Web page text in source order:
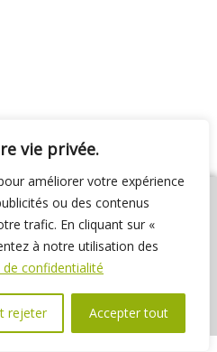
vie privée.
améliorer votre expérience
ou des contenus
trafic. En cliquant sur «
à notre utilisation des
confidentialité
rejeter Accepter tout
69 31 37 31
Nous contacter
publics Délibérations